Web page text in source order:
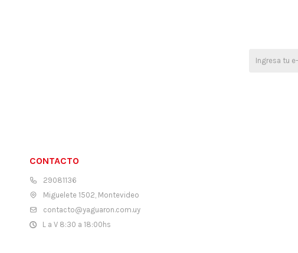
CONTACTO
29081136
Miguelete 1502, Montevideo
contacto@yaguaron.com.uy
L a V 8:30 a 18:00hs